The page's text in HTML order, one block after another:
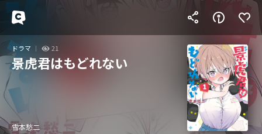
ドラマ 21
景虎君はもどれない
雪本愁二